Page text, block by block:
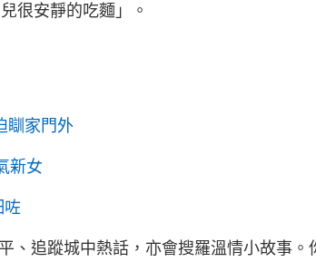
很安靜的吃麵」。
瞓家門外
新女
咗
、追蹤城中熱話，亦會搜羅溫情小故事。